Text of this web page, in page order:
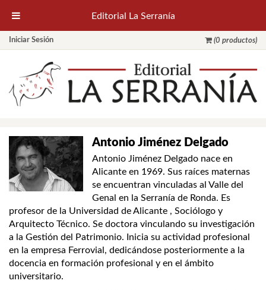
Iniciar Sesión (0 productos)
Antonio Jiménez Delgado
Antonio Jiménez Delgado nace en
Alicante en 1969. Sus raíces maternas
se encuentran vinculadas al Valle del
Genal en la Serranía de Ronda. Es
profesor de la Universidad de Alicante , Sociólogo y
Arquitecto Técnico. Se doctora vinculando su investigación
a la Gestión del Patrimonio. Inicia su actividad profesional
en la empresa Ferrovial, dedicándose posteriormente a la
docencia en formación profesional y en el ámbito
universitario.
Editorial La Serranía